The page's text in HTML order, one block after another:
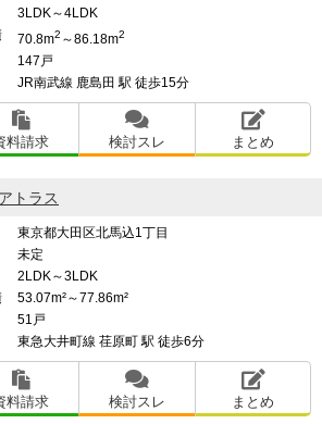
3LDK～4LDK
70.8m2 ～86.18m2
147戸
JR南武線 鹿島田 駅 徒歩15分
料請求 検討スレ まとめ
トラス
東京都大田区北馬込1丁目
未定
2LDK～3LDK
53.07m²～77.86m²
51戸
東急大井町線 荏原町 駅 徒歩6分
料請求 検討スレ まとめ